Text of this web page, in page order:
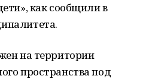
как сообщили в
на территории
пространства под